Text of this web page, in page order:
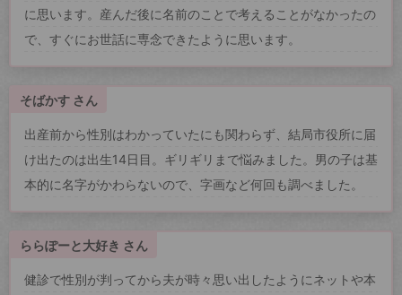
に思います。産んだ後に名前のことで考えることがなかったの
で、すぐにお世話に専念できたように思います。
そばかす さん
出産前から性別はわかっていたにも関わらず、結局市役所に届
け出たのは出生14日目。ギリギリまで悩みました。男の子は基
本的に名字がかわらないので、字画など何回も調べました。
ららぽーと大好き さん
健診で性別が判ってから夫が時々思い出したようにネットや本